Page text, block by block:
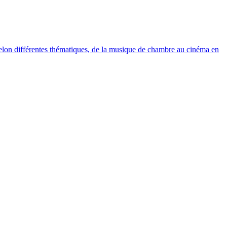
différentes thématiques, de la musique de chambre au cinéma en